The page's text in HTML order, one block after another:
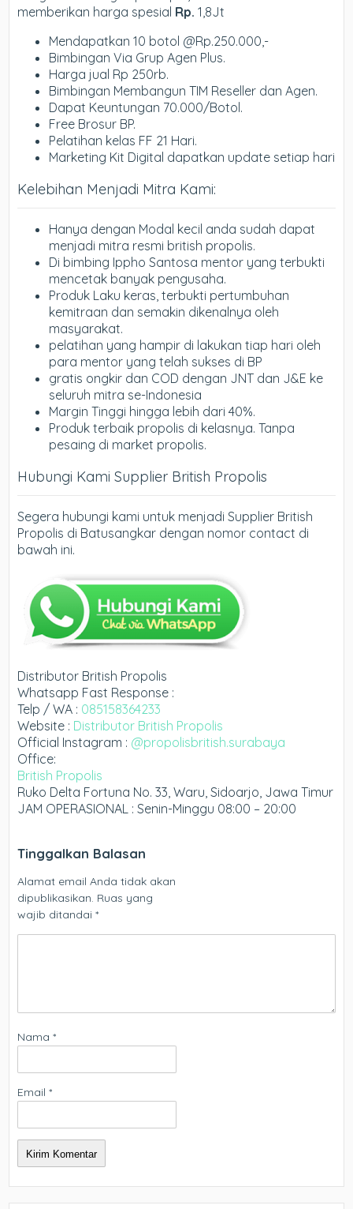
memberikan harga spesial Rp. 1,8Jt
Mendapatkan 10 botol @Rp.250.000,-
Bimbingan Via Grup Agen Plus.
Harga jual Rp 250rb.
Bimbingan Membangun TIM Reseller dan Agen.
Dapat Keuntungan 70.000/Botol.
Free Brosur BP.
Pelatihan kelas FF 21 Hari.
Marketing Kit Digital dapatkan update setiap hari
Kelebihan Menjadi Mitra Kami:
Hanya dengan Modal kecil anda sudah dapat
menjadi mitra resmi british propolis.
Di bimbing Ippho Santosa mentor yang terbukti
mencetak banyak pengusaha.
Produk Laku keras, terbukti pertumbuhan
kemitraan dan semakin dikenalnya oleh
masyarakat.
pelatihan yang hampir di lakukan tiap hari oleh
para mentor yang telah sukses di BP
gratis ongkir dan COD dengan JNT dan J&E ke
seluruh mitra se-Indonesia
Margin Tinggi hingga lebih dari 40%.
Produk terbaik propolis di kelasnya. Tanpa
pesaing di market propolis.
Hubungi Kami Supplier British Propolis
Segera hubungi kami untuk menjadi Supplier British
Propolis di Batusangkar dengan nomor contact di
bawah ini.
Distributor British Propolis
Whatsapp Fast Response :
Telp / WA : 085158364233
Website : Distributor British Propolis
Official Instagram : @propolisbritish.surabaya
Office:
British Propolis
Ruko Delta Fortuna No. 33, Waru, Sidoarjo, Jawa Timur
JAM OPERASIONAL : Senin-Minggu 08:00 – 20:00
Tinggalkan Balasan
Alamat email Anda tidak akan
dipublikasikan. Ruas yang
wajib ditandai*
Nama*
Email*